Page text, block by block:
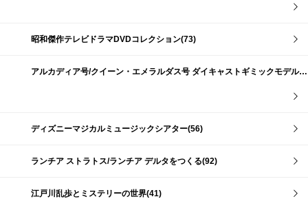
昭和傑作テレビドラマDVDコレクション(73)
アルカディア号/クイーン・エメラルダス号 ダイキャストギミックモデルをつくる(159)
ディズニーマジカルミュージックシアター(56)
ランチア ストラトス/ランチア デルタをつくる(92)
江戸川乱歩とミステリーの世界(41)